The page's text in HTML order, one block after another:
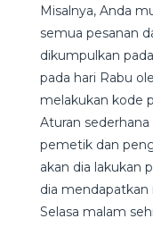
Misalnya, Anda
semua pesanan
dikumpulkan
pada hari Rabu
melakukan kode
Aturan
pemetik dan
akan dia lakukan
dia mendapatkan
Selasa malam